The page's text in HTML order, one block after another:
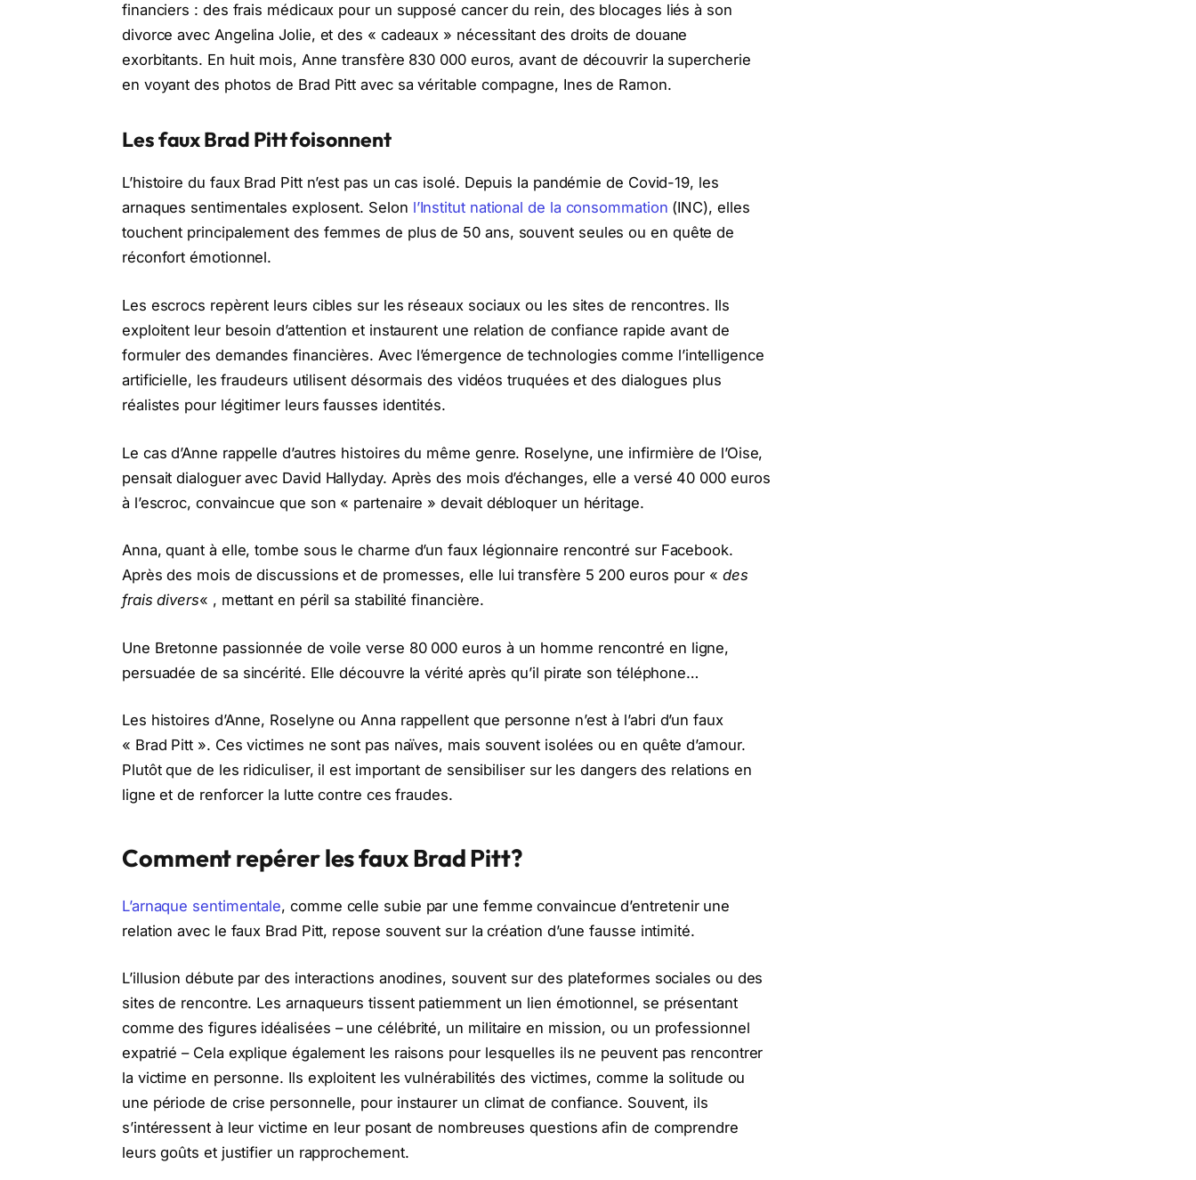
financiers : des frais médicaux pour un supposé cancer du rein, des blocages liés à son
divorce avec Angelina Jolie, et des « cadeaux » nécessitant des droits de douane
exorbitants. En huit mois, Anne transfère 830 000 euros, avant de découvrir la supercherie
en voyant des photos de Brad Pitt avec sa véritable compagne, Ines de Ramon.
Les faux Brad Pitt foisonnent
L’histoire du faux Brad Pitt n’est pas un cas isolé. Depuis la pandémie de Covid-19, les
arnaques sentimentales explosent. Selon l’Institut national de la consommation (INC), elles
touchent principalement des femmes de plus de 50 ans, souvent seules ou en quête de
réconfort émotionnel.
Les escrocs repèrent leurs cibles sur les réseaux sociaux ou les sites de rencontres. Ils
exploitent leur besoin d’attention et instaurent une relation de confiance rapide avant de
formuler des demandes financières. Avec l’émergence de technologies comme l’intelligence
artificielle, les fraudeurs utilisent désormais des vidéos truquées et des dialogues plus
réalistes pour légitimer leurs fausses identités.
Le cas d’Anne rappelle d’autres histoires du même genre. Roselyne, une infirmière de l’Oise,
pensait dialoguer avec David Hallyday. Après des mois d’échanges, elle a versé 40 000 euros
à l’escroc, convaincue que son « partenaire » devait débloquer un héritage.
Anna, quant à elle, tombe sous le charme d’un faux légionnaire rencontré sur Facebook.
Après des mois de discussions et de promesses, elle lui transfère 5 200 euros pour « des
frais divers« , mettant en péril sa stabilité financière.
Une Bretonne passionnée de voile verse 80 000 euros à un homme rencontré en ligne,
persuadée de sa sincérité. Elle découvre la vérité après qu’il pirate son téléphone…
Les histoires d’Anne, Roselyne ou Anna rappellent que personne n’est à l’abri d’un faux
« Brad Pitt ». Ces victimes ne sont pas naïves, mais souvent isolées ou en quête d’amour.
Plutôt que de les ridiculiser, il est important de sensibiliser sur les dangers des relations en
ligne et de renforcer la lutte contre ces fraudes.
Comment repérer les faux Brad Pitt?
L’arnaque sentimentale, comme celle subie par une femme convaincue d’entretenir une
relation avec le faux Brad Pitt, repose souvent sur la création d’une fausse intimité.
L’illusion débute par des interactions anodines, souvent sur des plateformes sociales ou des
sites de rencontre. Les arnaqueurs tissent patiemment un lien émotionnel, se présentant
comme des figures idéalisées – une célébrité, un militaire en mission, ou un professionnel
expatrié – Cela explique également les raisons pour lesquelles ils ne peuvent pas rencontrer
la victime en personne. Ils exploitent les vulnérabilités des victimes, comme la solitude ou
une période de crise personnelle, pour instaurer un climat de confiance. Souvent, ils
s’intéressent à leur victime en leur posant de nombreuses questions afin de comprendre
leurs goûts et justifier un rapprochement.